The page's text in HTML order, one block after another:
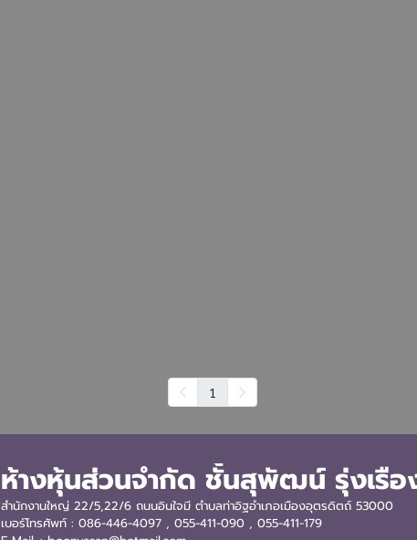
1
ห้างหุ้นส่วนจำกัด ชั้นสุพัฒน์ รุ่งเรือ
สำนักงานใหญ่ 22/5,22/6 ถนนอินใจมี ตำบลท่าอิฐอำเภอเมืองอุตรดิตถ์ 53000
เบอร์โทรศัพท์ : 086-446-4097 , 055-411-090 , 055-411-179